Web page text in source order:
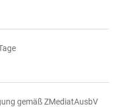
gemäß ZMediatAusbV